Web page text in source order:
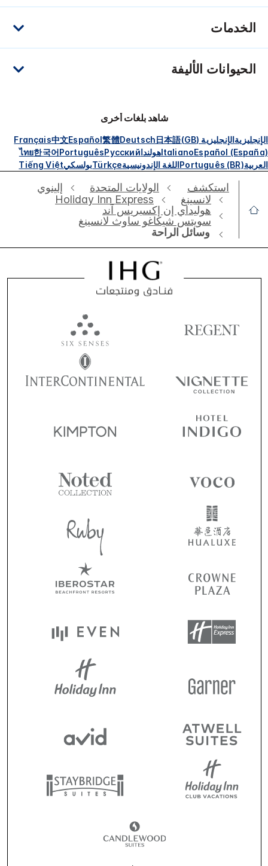
الخدمات
الحيوانات الأليفة
شاهد بلغات أخرى
الإنجليزيةالإنجليزية (GB) 日本語
Deutsch
繁體
Español
中文
Français
Español (España)
ItalianoهولنداРусский
Português
한국어
ไทย
العربيةPortuguês (BR)اللغة الإندونيسيةTürkçeبولسكيTiếng Việt
استكشف الولايات المتحدة
إلينوي
لانسينغ
Holiday Inn Express
هوليداي إن إكسبريس آند
سويتس شيكاغو ساوث لانسينغ
وسائل الراحة